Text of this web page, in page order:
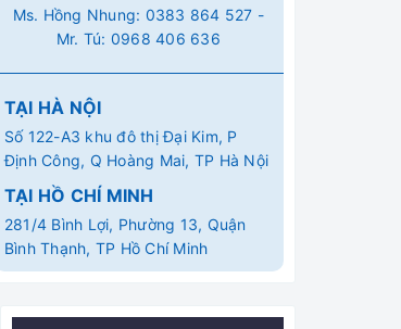
Ms. Hồng Nhung: 0383 864 527 -
Mr. Tú: 0968 406 636
TẠI HÀ NỘI
Số 122-A3 khu đô thị Đại Kim, P
Định Công, Q Hoàng Mai, TP Hà Nội
TẠI HỒ CHÍ MINH
281/4 Bình Lợi, Phường 13, Quận
Bình Thạnh, TP Hồ Chí Minh